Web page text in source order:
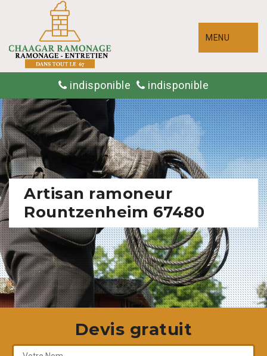
MENU
indisponible indisponible
Artisan ramoneur
Rountzenheim 67480
Devis gratuit